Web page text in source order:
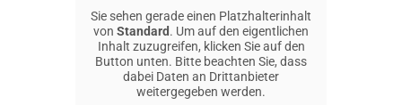
Sie sehen gerade einen Platzhalterinhalt
von Standard . Um auf den eigentlichen
Inhalt zuzugreifen, klicken Sie auf den
Button unten. Bitte beachten Sie, dass
dabei Daten an Drittanbieter
weitergegeben werden.